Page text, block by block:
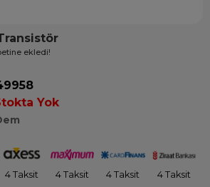
ekledi!
Yok
4 Taksit 4 Taksit 4 Taksit 4 Taksit